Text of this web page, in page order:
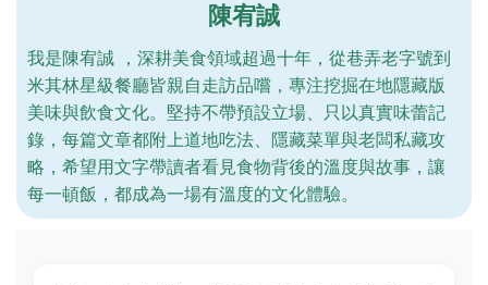
陳宥誠
我是陳宥誠 ，深耕美食領域超過十年，從巷弄老字號到
米其林星級餐廳皆親自走訪品嚐，專注挖掘在地隱藏版
美味與飲食文化。堅持不帶預設立場、只以真實味蕾記
錄，每篇文章都附上道地吃法、隱藏菜單與老闆私藏攻
略，希望用文字帶讀者看見食物背後的溫度與故事，讓
每一頓飯，都成為一場有溫度的文化體驗。